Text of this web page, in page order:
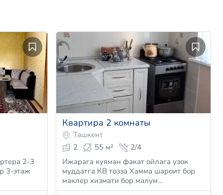
2-3
3-этаж
Квартира 2 комнаты
Ташкент
2
55 м²
2/4
Ижарага куяман факат ойлага узок
муддатга КВ тозза Хамма шароит бор
маклер хизмати бор малум…